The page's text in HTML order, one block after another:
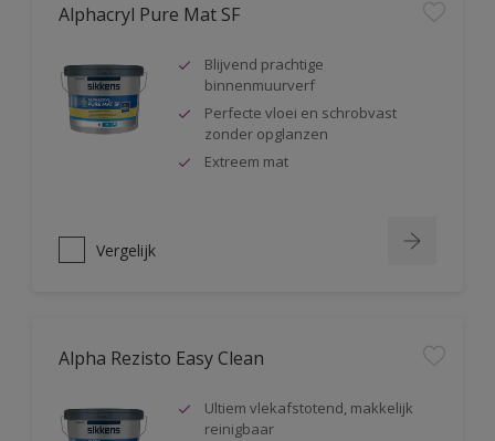
Alphacryl Pure Mat SF
Blijvend prachtige
binnenmuurverf
Perfecte vloei en schrobvast
zonder opglanzen
Extreem mat
Vergelijk
Alpha Rezisto Easy Clean
Ultiem vlekafstotend, makkelijk
reinigbaar